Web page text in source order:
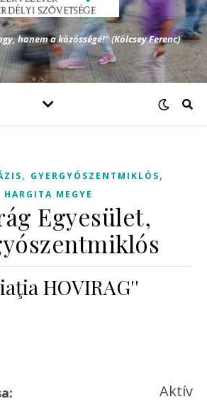
hanem a közösségé!" (Kölcsey Ferenc)
, GYERGYÓSZENTMIKLÓS,
HARGITA MEGYE
Egyesület,
HOVIRAG''
Aktív